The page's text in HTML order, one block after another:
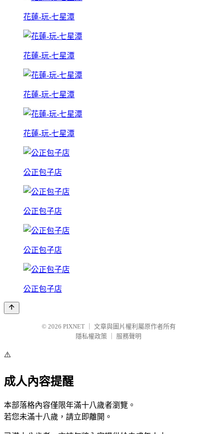
花蓮-玩-七星潭
花蓮-玩-七星潭
花蓮-玩-七星潭
花蓮-玩-七星潭
公正包子店
公正包子店
公正包子店
公正包子店
© 2026 PIXNET
文章與圖片權利屬原作者所有
隱私權政策
服務聲明
⚠️
成人內容提醒
本部落格內容僅限年滿十八歲者瀏覽。
若您未滿十八歲，請立即離開。